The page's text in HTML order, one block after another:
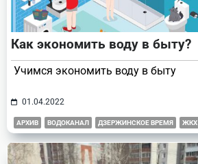
Как экономить воду в быту?
Учимся экономить воду в быту
01.04.2022
АРХИВ ВОДОКАНАЛ ДЗЕРЖИНСКОЕ ВРЕМЯ ЖКХ